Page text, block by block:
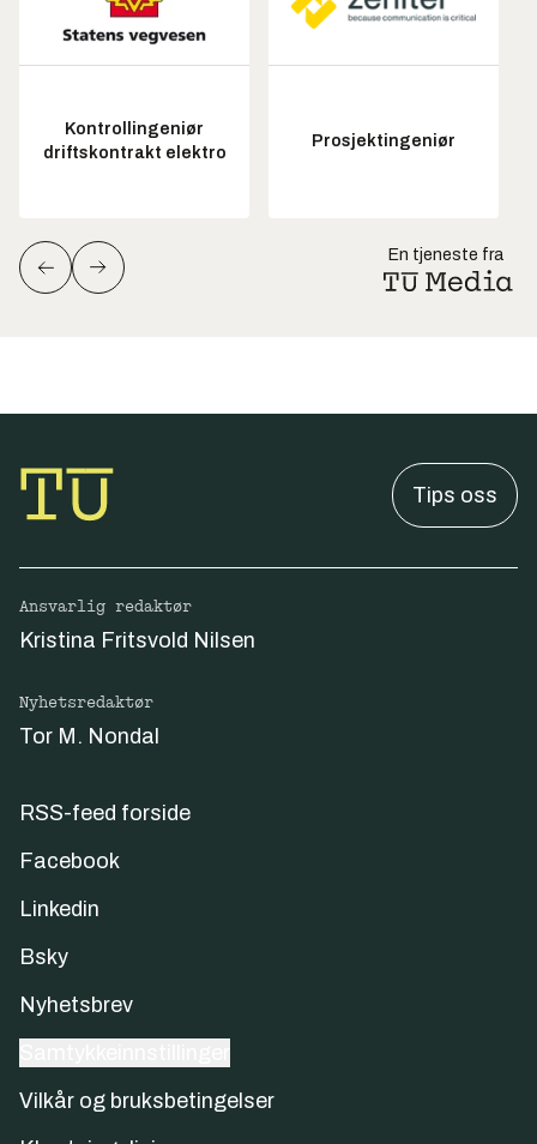
Kontrollingeniør
driftskontrakt elektro
Prosjektingeniør
En tjeneste fra
Tips oss
Ansvarlig redaktør
Kristina Fritsvold Nilsen
Nyhetsredaktør
Tor M. Nondal
RSS-feed forside
Facebook
Linkedin
Bsky
Nyhetsbrev
Vilkår og bruksbetingelser